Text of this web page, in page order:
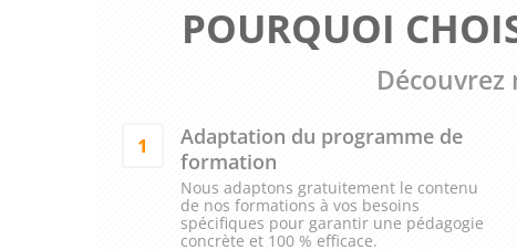
POURQUOI
Découvrez
1
Adaptation du programme de
formation
Nous adaptons gratuitement le contenu
de nos formations à vos besoins
spécifiques pour garantir une pédagogie
concrète et 100 % efficace.